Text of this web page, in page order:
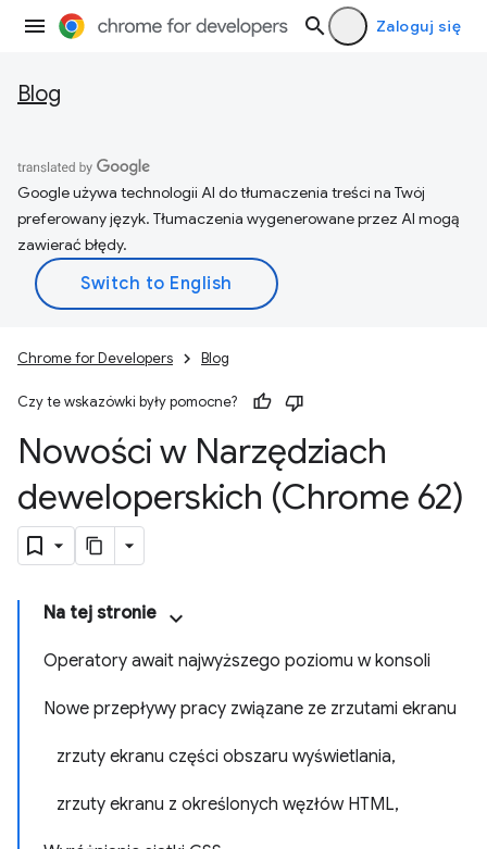
Zaloguj się
Blog
Google używa technologii AI do tłumaczenia treści na Twój
preferowany język. Tłumaczenia wygenerowane przez AI mogą
zawierać błędy.
Chrome for Developers Blog
Czy te wskazówki były pomocne?
Nowości w Narzędziach
deweloperskich (Chrome 62)
Na tej stronie
Operatory await najwyższego poziomu w konsoli
Nowe przepływy pracy związane ze zrzutami ekranu
zrzuty ekranu części obszaru wyświetlania,
zrzuty ekranu z określonych węzłów HTML,